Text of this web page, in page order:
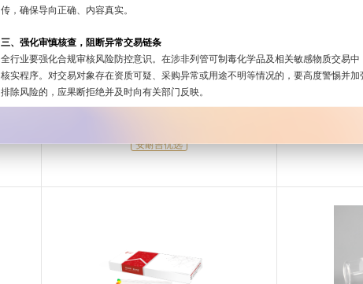
磁力搅拌器
安耐吉优选
传，确保导向正确、内容真实。
三、强化审慎核查，阻断异常交易链条
全行业要强化合规审核风险防控意识。在涉非列管可制毒化学品及相关敏感物质交易
核实程序。对交易对象存在资质可疑、采购异常或用途不明等情况的，要高度警惕并
排除风险的，应果断拒绝并及时向有关部门反映。
我国化工行业网络言行直接影响国家形象。我们倡议企业在开展国际业务与交流时，
主动利用国际平台，客观专业阐述我国化工和禁毒领域有力举措与成效，分享我国化